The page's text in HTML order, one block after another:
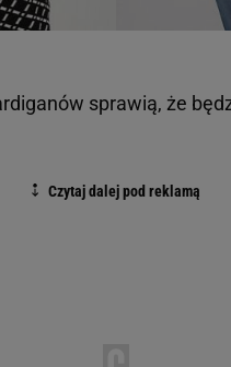
sprawią, że